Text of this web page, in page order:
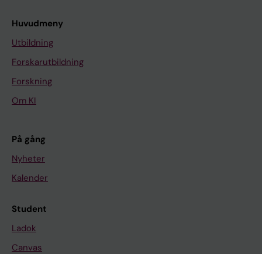
Huvudmeny
Utbildning
Forskarutbildning
Forskning
Om KI
På gång
Nyheter
Kalender
Student
Ladok
Canvas